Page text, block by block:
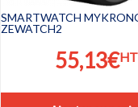
SMARTWATCH
ZEWATCH2
55,13€HT